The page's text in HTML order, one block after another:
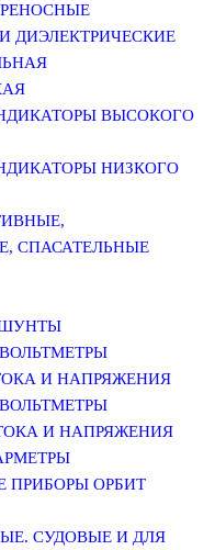
ДИЭЛЕКТРИЧЕСКИЕ
ВЫСОКОГО
НИЗКОГО
СПАСАТЕЛЬНЫЕ
И НАПРЯЖЕНИЯ
И НАПРЯЖЕНИЯ
ПРИБОРЫ ОРБИТ
СУДОВЫЕ И ДЛЯ